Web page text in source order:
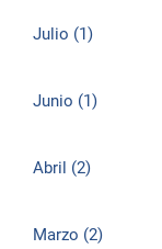
Julio (1)
Junio (1)
Abril (2)
Marzo (2)